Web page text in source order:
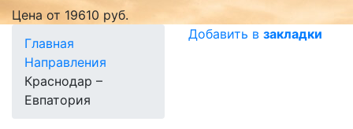
Цена от 19610 руб.
Главная
Направления
Краснодар –
Евпатория
Добавить в закладки